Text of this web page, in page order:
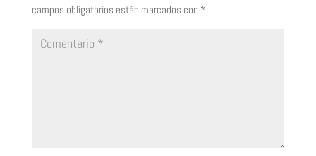
campos obligatorios están marcados con *